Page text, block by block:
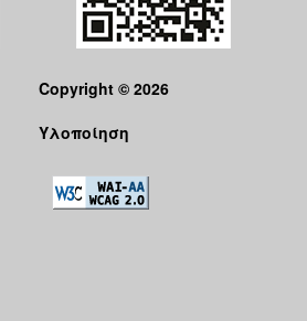
Copyright © 2026
Υλοποίηση